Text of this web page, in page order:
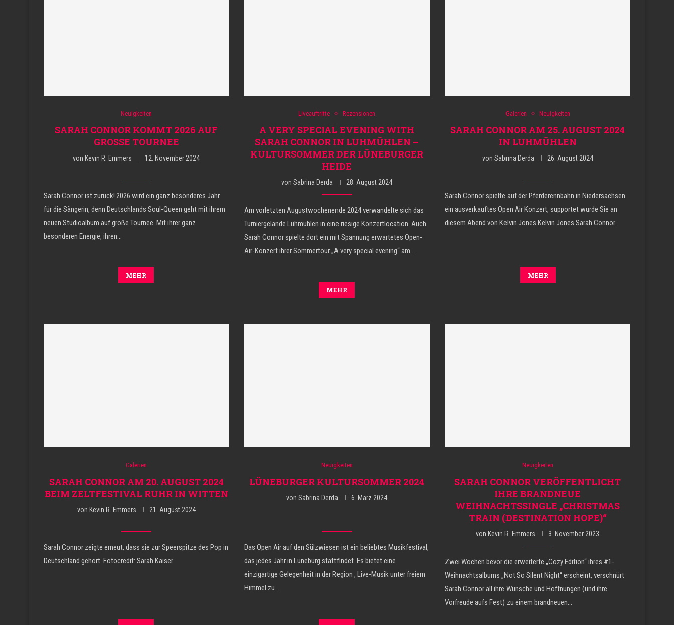
Neuigkeiten
SARAH CONNOR KOMMT 2026 AUF
GROSSE TOURNEE
von Kevin R. Emmers 12. November 2024
Sarah Connor ist zurück! 2026 wird ein ganz besonderes Jahr
für die Sängerin, denn Deutschlands Soul-Queen geht mit ihrem
neuen Studioalbum auf große Tournee. Mit ihrer ganz
besonderen Energie, ihren…
MEHR
Liveauftritte Rezensionen
A VERY SPECIAL EVENING WITH
SARAH CONNOR IN LUHMÜHLEN –
KULTURSOMMER DER LÜNEBURGER
HEIDE
vonSabrina Derda 28. August 2024
Am vorletzten Augustwochenende 2024 verwandelte sich das
Turniergelände Luhmühlen in eine riesige Konzertlocation. Auch
Sarah Connor spielte dort ein mit Spannung erwartetes Open-
Air-Konzert ihrer Sommertour „A very special evening“ am…
MEHR
Galerien Neuigkeiten
SARAH CONNOR AM 25. AUGUST 2024
IN LUHMÜHLEN
von Sabrina Derda 26. August 2024
Sarah Connor spielte auf der Pferderennbahn in Niedersachsen
ein ausverkauftes Open Air Konzert, supportet wurde Sie an
diesem Abend von Kelvin Jones Kelvin Jones Sarah Connor
MEHR
Galerien
SARAH CONNOR AM 20. AUGUST 2024
BEIM ZELTFESTIVAL RUHR IN WITTEN
von Kevin R. Emmers 21. August 2024
Sarah Connor zeigte erneut, dass sie zur Speerspitze des Pop in
Deutschland gehört. Fotocredit: Sarah Kaiser
Neuigkeiten
LÜNEBURGER KULTURSOMMER 2024
vonSabrina Derda 6. März 2024
Das Open Air auf den Sülzwiesen ist ein beliebtes Musikfestival,
das jedes Jahr in Lüneburg stattfindet. Es bietet eine
einzigartige Gelegenheit in der Region , Live-Musik unter freiem
Himmel zu…
Neuigkeiten
SARAH CONNOR VERÖFFENTLICHT
IHRE BRANDNEUE
WEIHNACHTSSINGLE „CHRISTMAS
TRAIN (DESTINATION HOPE)“
von Kevin R. Emmers 3. November 2023
Zwei Wochen bevor die erweiterte „Cozy Edition“ ihres #1-
Weihnachtsalbums „Not So Silent Night“ erscheint, verschnürt
Sarah Connor all ihre Wünsche und Hoffnungen (und ihre
Vorfreude aufs Fest) zu einem brandneuen…